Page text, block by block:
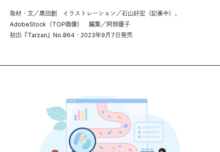
取材・文／黒田創 イラストレーション／石山好宏（記事中）、
AdobeStock（TOP画像） 編集／阿部優子
初出『Tarzan』No.864・2023年9月7日発売